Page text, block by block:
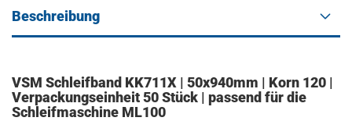
Beschreibung
VSM Schleifband KK711X | 50x940mm | Korn 120 |
Verpackungseinheit 50 Stück | passend für die
Schleifmaschine ML100